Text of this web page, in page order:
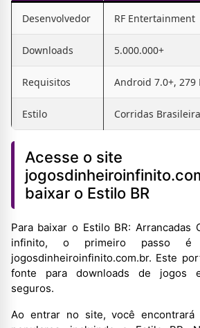
Desenvolvedor RF Entertainment
Downloads 5.000.000+
Requisitos Android 7.0+, 279
Estilo Corridas
Acesse o site
baixar o Estilo BR
Para baixar o Estilo BR: Arrancadas
infinito, o primeiro passo
jogosdinheiroinfinito.com.br. Este
fonte para downloads de jogos
seguros.
Ao entrar no site, você